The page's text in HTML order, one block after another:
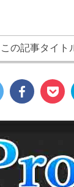
この記事タイト